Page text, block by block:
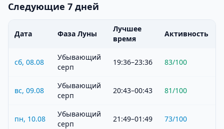
Следующие 7 дней
Дата Фаза Луны
Лучшее
время
Активность
сб, 08.08
Убывающий
серп
19:36–23:36 83/100
вс, 09.08
Убывающий
серп
20:43–00:43 81/100
пн, 10.08
Убывающий
серп
21:49–01:49 73/100